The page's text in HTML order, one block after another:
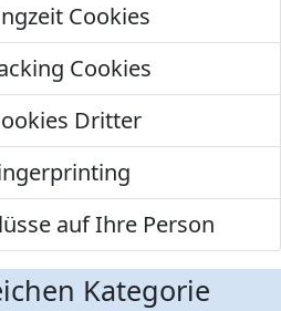
Cookies
Cookies
Dritter
auf Ihre Person
Kategorie